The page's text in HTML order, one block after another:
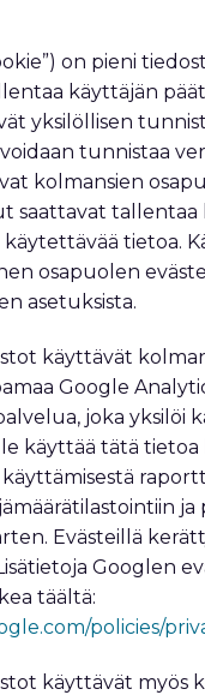
on pieni
käyttäjän
yksilöllisen
tunnistaa
kolmansien
saattavat tallentaa
tietoa.
osapuolen
asetuksista.
käyttävät
Google
joka yksilöi
käyttää tätä tietoa
ja
Evästeillä
Googlen
täältä:
policies/
käyttävät myös